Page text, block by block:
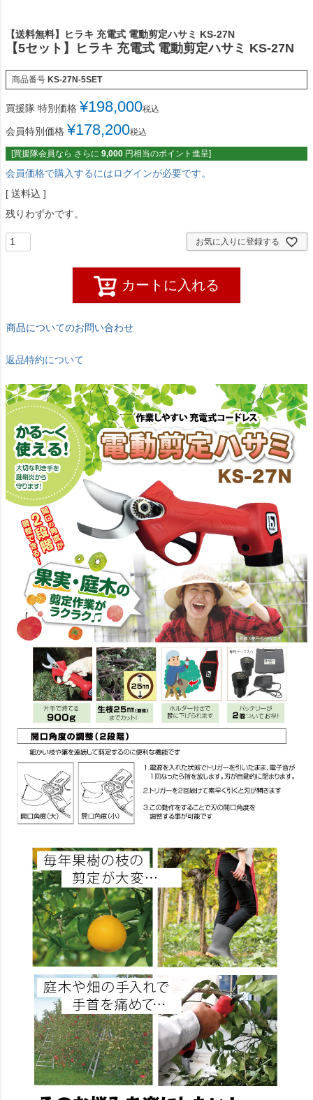
【送料無料】ヒラキ 充電式 電動剪定ハサミ KS-27N
【5セット】ヒラキ 充電式 電動剪定ハサミ KS-27N
商品番号 KS-27N-5SET
買援隊 特別価格 ¥198,000税込
会員特別価格 ¥178,200税込
[買援隊会員なら さらに 9,000 円相当のポイント進呈]
会員価格で購入するにはログインが必要です。
送料込
残りわずかです。
お気に入りに登録する
カートに入れる
商品についてのお問い合わせ
返品特約について